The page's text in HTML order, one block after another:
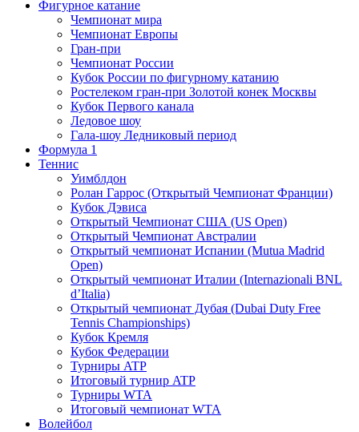
Фигурное катание
Чемпионат мира
Чемпионат Европы
Гран-при
Чемпионат России
Кубок России по фигурному катанию
Ростелеком гран-при Золотой конек Москвы
Кубок Первого канала
Ледовое шоу
Гала-шоу Ледниковый период
Формула 1
Теннис
Уимблдон
Ролан Гаррос (Открытый Чемпионат Франции)
Кубок Дэвиса
Открытый Чемпионат США (US Open)
Открытый Чемпионат Австралии
Открытый чемпионат Испании (Mutua Madrid
Open)
Открытый чемпионат Италии (Internazionali BNL
d’Italia)
Открытый чемпионат Дубая (Dubai Duty Free
Tennis Championships)
Кубок Кремля
Кубок Федерации
Турниры ATP
Итоговый турнир ATP
Турниры WTA
Итоговый чемпионат WTA
Волейбол